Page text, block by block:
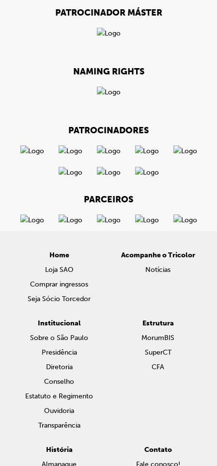
PATROCINADOR MÁSTER
NAMING RIGHTS
PATROCINADORES
PARCEIROS
Home
Loja SAO
Comprar ingressos
Seja Sócio Torcedor
Acompanhe o Tricolor
Notícias
Institucional
Sobre o São Paulo
Presidência
Diretoria
Conselho
Estatuto e Regimento
Ouvidoria
Transparência
Estrutura
MorumBIS
SuperCT
CFA
História
Almanaque
Contato
Fale conosco!